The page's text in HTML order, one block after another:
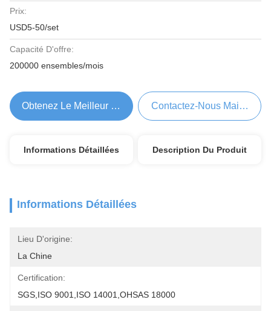
Prix:
USD5-50/set
Capacité D'offre:
200000 ensembles/mois
Obtenez Le Meilleur Prix Contactez-Nous Maintenant
Informations Détaillées Description Du Produit
Informations Détaillées
Lieu D'origine:
La Chine
Certification:
SGS,ISO 9001,ISO 14001,OHSAS 18000